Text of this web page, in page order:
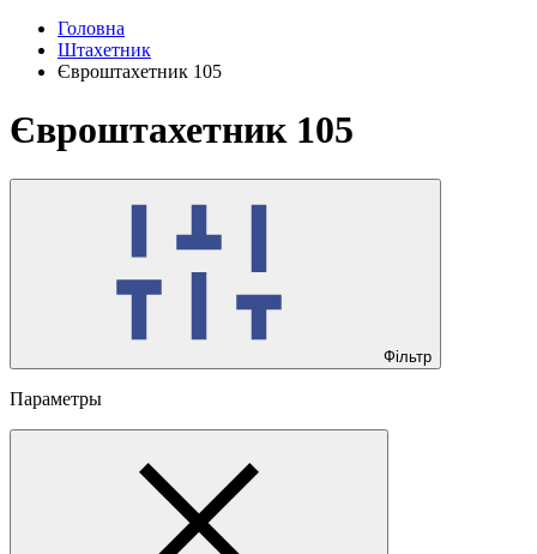
Головна
Штахетник
Євроштахетник 105
Євроштахетник 105
Фільтр
Параметры